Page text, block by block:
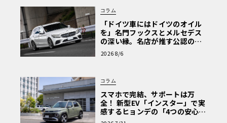
コラム
「ドイツ車にはドイツのオイル
を」名門フックスとメルセデス
の深い縁。名店が推す公認の安
心と、Cクラスで味わうシルキー
な走り〈PR〉
2026 8/6
コラム
スマホで完結、サポートは万
全！ 新型EV「インスター」で実
感するヒョンデの「4つの安心」
【第1回・ヒョンデ6つの疑問：